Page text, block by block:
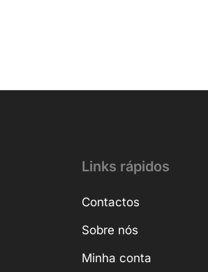
Links rápidos
Contactos
Sobre nós
Minha conta